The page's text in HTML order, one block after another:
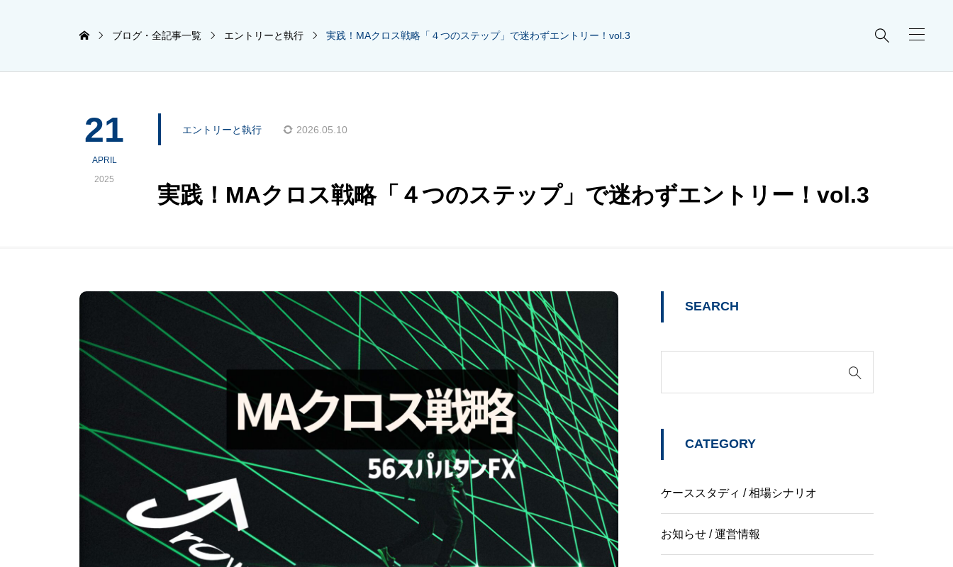

ブログ・全記事一覧 エントリーと執行 実践！MAクロス戦略「４つのステップ」で迷わずエントリー！vol.3
21
APRIL
2025
エントリーと執行 2026.05.10
実践！MAクロス戦略「４つのステップ」で迷わずエントリー！vol.3
SEARCH
CATEGORY
ケーススタディ / 相場シナリオ
お知らせ / 運営情報